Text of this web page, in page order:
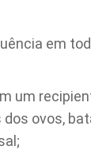
em
um
dos ovos,